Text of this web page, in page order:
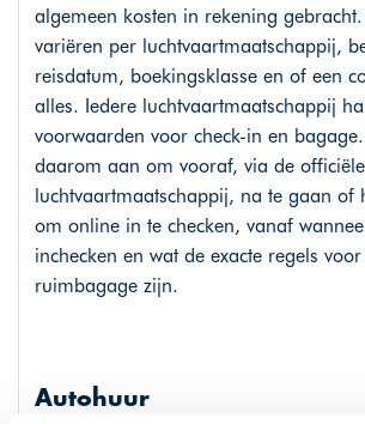
algemeen kosten in rekening
variëren per luchtvaartmaatschappij,
reisdatum, boekingsklasse en of een
alles. Iedere luchtvaartmaatschappij
voorwaarden voor check-in en
daarom aan om vooraf, via de
luchtvaartmaatschappij, na te gaan of
om online in te checken, vanaf
inchecken en wat de exacte regels
ruimbagage zijn.
Autohuur